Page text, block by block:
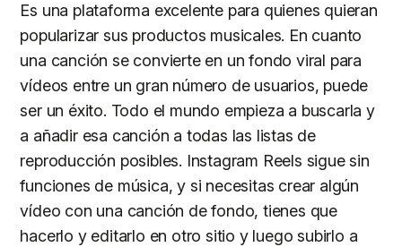
Es una plataforma excelente para quienes quieran
popularizar sus productos musicales. En cuanto
una canción se convierte en un fondo viral para
vídeos entre un gran número de usuarios, puede
ser un éxito. Todo el mundo empieza a buscarla y
a añadir esa canción a todas las listas de
reproducción posibles. Instagram Reels sigue sin
funciones de música, y si necesitas crear algún
vídeo con una canción de fondo, tienes que
hacerlo y editarlo en otro sitio y luego subirlo a